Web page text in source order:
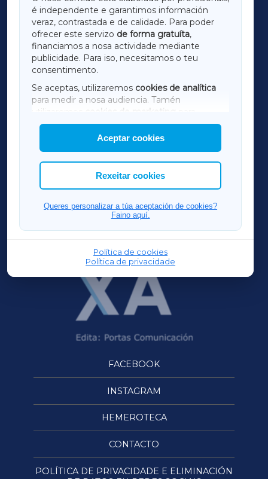
é independente e garantimos información
veraz, contrastada e de calidade. Para poder
ofrecer este servizo de forma gratuíta,
financiamos a nosa actividade mediante
publicidade. Para iso, necesitamos o teu
consentimento.
Se aceptas, utilizaremos cookies de analítica
para medir a nosa audiencia. Tamén
utilizaremos
cookies de marketing
mostrar publicidade de terceiros.
Así mesmo, podes personalizar a elección das
cookies que desexas permitir.
Aceptar cookies
Rexeitar cookies
Queres personalizar a túa aceptación de cookies?
Faino aquí.
Política de cookies
Política de privacidade
LUGOXA
TERRACHAXA
AMARIÑAXA
RIBEIRASACRAXA
ACORUÑAXA
FERROLXA
OURENSEXA
FACEBOOK
INSTAGRAM
HEMEROTECA
CONTACTO
POLÍTICA DE PRIVACIDADE E ELIMINACIÓN